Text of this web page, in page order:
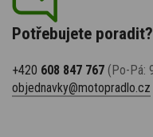
Potřebujete poradit?
+420 608 847 767 (Po-Pá:
objednavky@motopradlo.cz